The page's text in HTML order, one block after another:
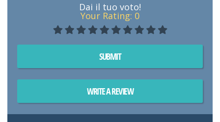
Dai il tuo voto!
Your Rating: 0
SUBMIT
WRITE A REVIEW